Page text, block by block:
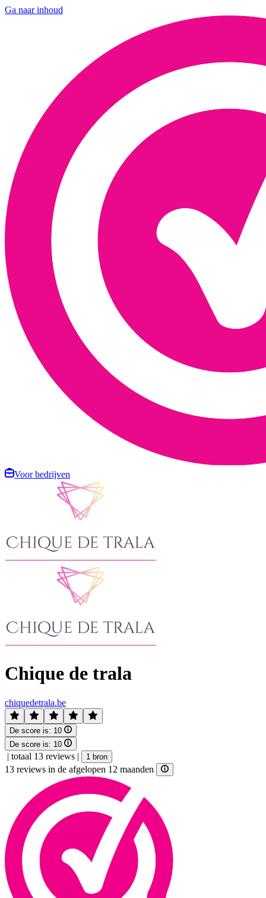
Ga naar inhoud
Voor bedrijven
Chique de trala
chiquedetrala.be
De score is: 10
De score is: 10
| totaal 13 reviews | 1 bron
13 reviews in de afgelopen 12 maanden